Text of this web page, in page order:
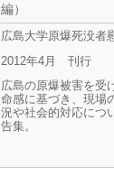
編）
広島大学原爆死没
2012年4月 刊行
広島の原爆被害を受
命感に基づき、現場
況や社会的対応につ
告集。